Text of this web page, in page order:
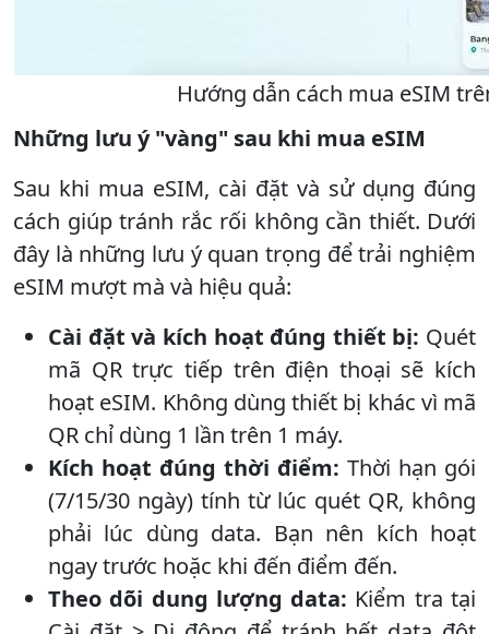
Hướng dẫn cách mua eSIM
Những lưu ý "vàng" sau khi mua eSIM
Sau khi mua eSIM, cài đặt và sử dụng đúng
cách giúp tránh rắc rối không cần thiết. Dưới
đây là những lưu ý quan trọng để trải nghiệm
eSIM mượt mà và hiệu quả:
Cài đặt và kích hoạt đúng thiết bị: Quét
mã QR trực tiếp trên điện thoại sẽ kích
hoạt eSIM. Không dùng thiết bị khác vì mã
QR chỉ dùng 1 lần trên 1 máy.
Kích hoạt đúng thời điểm: Thời hạn gói
(7/15/30 ngày) tính từ lúc quét QR, không
phải lúc dùng data. Bạn nên kích hoạt
ngay trước hoặc khi đến điểm đến.
Theo dõi dung lượng data: Kiểm tra tại